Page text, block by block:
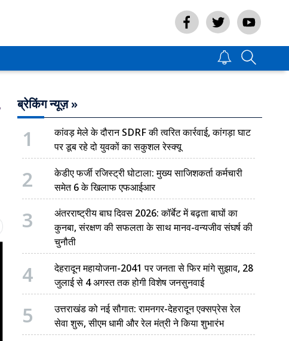
ब्रेकिंग न्यूज़ »
1
कांवड़ मेले के दौरान SDRF की त्वरित कार्रवाई, कांगड़ा घाट
पर डूब रहे दो युवकों का सकुशल रेस्क्यू
2
केडीए फर्जी रजिस्ट्री घोटाला: मुख्य साजिशकर्ता कर्मचारी
समेत 6 के खिलाफ एफआईआर
3
अंतरराष्ट्रीय बाघ दिवस 2026: कॉर्बेट में बढ़ता बाघों का
कुनबा, संरक्षण की सफलता के साथ मानव-वन्यजीव संघर्ष की
चुनौती
4
देहरादून महायोजना-2041 पर जनता से फिर मांगे सुझाव, 28
जुलाई से 4 अगस्त तक होगी विशेष जनसुनवाई
5
उत्तराखंड को नई सौगात: रामनगर-देहरादून एक्सप्रेस रेल
सेवा शुरू, सीएम धामी और रेल मंत्री ने किया शुभारंभ